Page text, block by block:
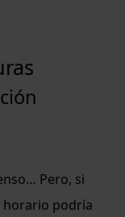
Pero, si
horario podría